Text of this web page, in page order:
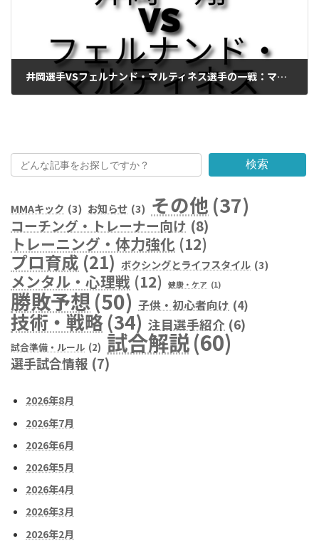
井岡選手VSフェルナンド・マルティネス選手の一戦：マルティネス選手が判定勝ちで統一王座に
検索
MMAキック (3) お知らせ (3) その他 (37)
コーチング・トレーナー向け (8)
トレーニング・体力強化 (12)
プロ育成 (21) ボクシングとライフスタイル (3)
メンタル・心理戦 (12) 健康・ケア (1)
勝敗予想(50) 子供・初心者向け (4)
技術・戦略(34) 注目選手紹介 (6)
試合準備・ルール (2) 試合解説(60)
選手試合情報 (7)
2026年8月
2026年7月
2026年6月
2026年5月
2026年4月
2026年3月
2026年2月